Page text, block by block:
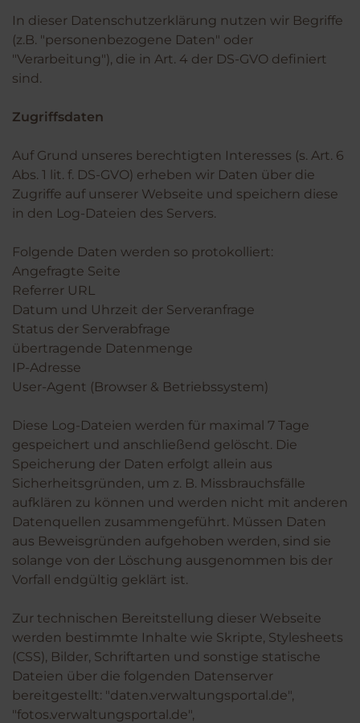
In dieser Datenschutzerklärung nutzen wir Begriffe
(z.B. "personenbezogene Daten" oder
"Verarbeitung"), die in Art. 4 der DS-GVO definiert
sind.
Zugriffsdaten
Auf Grund unseres berechtigten Interesses (s. Art. 6
Abs. 1 lit. f. DS-GVO) erheben wir Daten über die
Zugriffe auf unserer Webseite und speichern diese
in den Log-Dateien des Servers.
Folgende Daten werden so protokolliert:
Angefragte Seite
Referrer URL
Datum und Uhrzeit der Serveranfrage
Status der Serverabfrage
übertragende Datenmenge
IP-Adresse
User-Agent (Browser & Betriebssystem)
Diese Log-Dateien werden für maximal 7 Tage
gespeichert und anschließend gelöscht. Die
Speicherung der Daten erfolgt allein aus
Sicherheitsgründen, um z. B. Missbrauchsfälle
aufklären zu können und werden nicht mit anderen
Datenquellen zusammengeführt. Müssen Daten
aus Beweisgründen aufgehoben werden, sind sie
solange von der Löschung ausgenommen bis der
Vorfall endgültig geklärt ist.
Zur technischen Bereitstellung dieser Webseite
werden bestimmte Inhalte wie Skripte, Stylesheets
(CSS), Bilder, Schriftarten und sonstige statische
Dateien über die folgenden Datenserver
bereitgestellt: "daten.verwaltungsportal.de",
"fotos.verwaltungsportal.de",